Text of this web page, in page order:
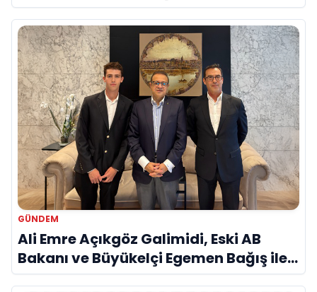
Savunma Sanayinde Küresel Vizyon
Vurgusu
GÜNDEM
Ali Emre Açıkgöz Galimidi, Eski AB
Bakanı ve Büyükelçi Egemen Bağış ile
Bir Araya Geldi